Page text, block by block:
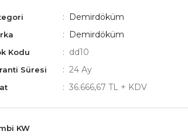
Demirdöküm
Demirdöküm
Kodu dd10
Süresi 24 Ay
36.666,67 TL + KDV
KW